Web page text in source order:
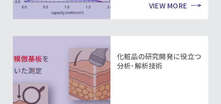
VIEW MORE
化粧品の研究開発に役立つ
分析･解析技術